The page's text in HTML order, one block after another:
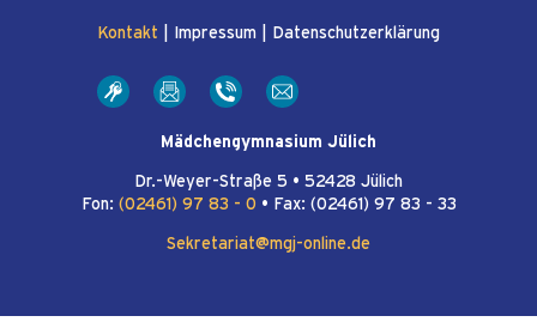
Kontakt Impressum Datenschutzerklärung
Mädchengymnasium Jülich
Dr.-Weyer-Straße 5 • 52428 Jülich
Fon: (02461) 97 83 - 0 • Fax: (02461) 97 83 - 33
Sekretariat@mgj-online.de